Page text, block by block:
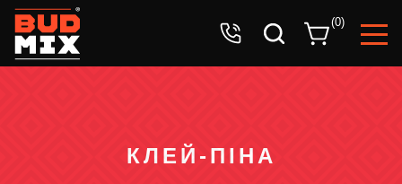
(0)
Очікуйте дзвінок оператора.
КЛЕЙ-ПІНА